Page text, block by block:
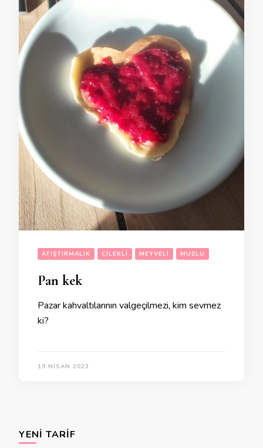
ATIŞTIRMALIK ÇILEKLI MEYVELI MUZLU
Pan kek
Pazar kahvaltılarının valgeçilmezi, kim sevmez
ki?
19 NISAN 2023
YENI TARIF